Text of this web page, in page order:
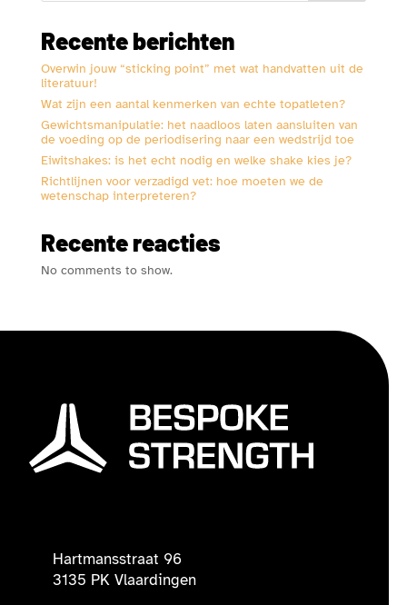
Recente berichten
Overwin jouw “sticking point” met wat handvatten uit de
literatuur!
Wat zijn een aantal kenmerken van echte topatleten?
Gewichtsmanipulatie: het naadloos laten aansluiten van
de voeding op de periodisering naar een wedstrijd toe
Eiwitshakes: is het echt nodig en welke shake kies je?
Richtlijnen voor verzadigd vet: hoe moeten we de
wetenschap interpreteren?
Recente reacties
No comments to show.
Hartmansstraat 96
3135 PK Vlaardingen